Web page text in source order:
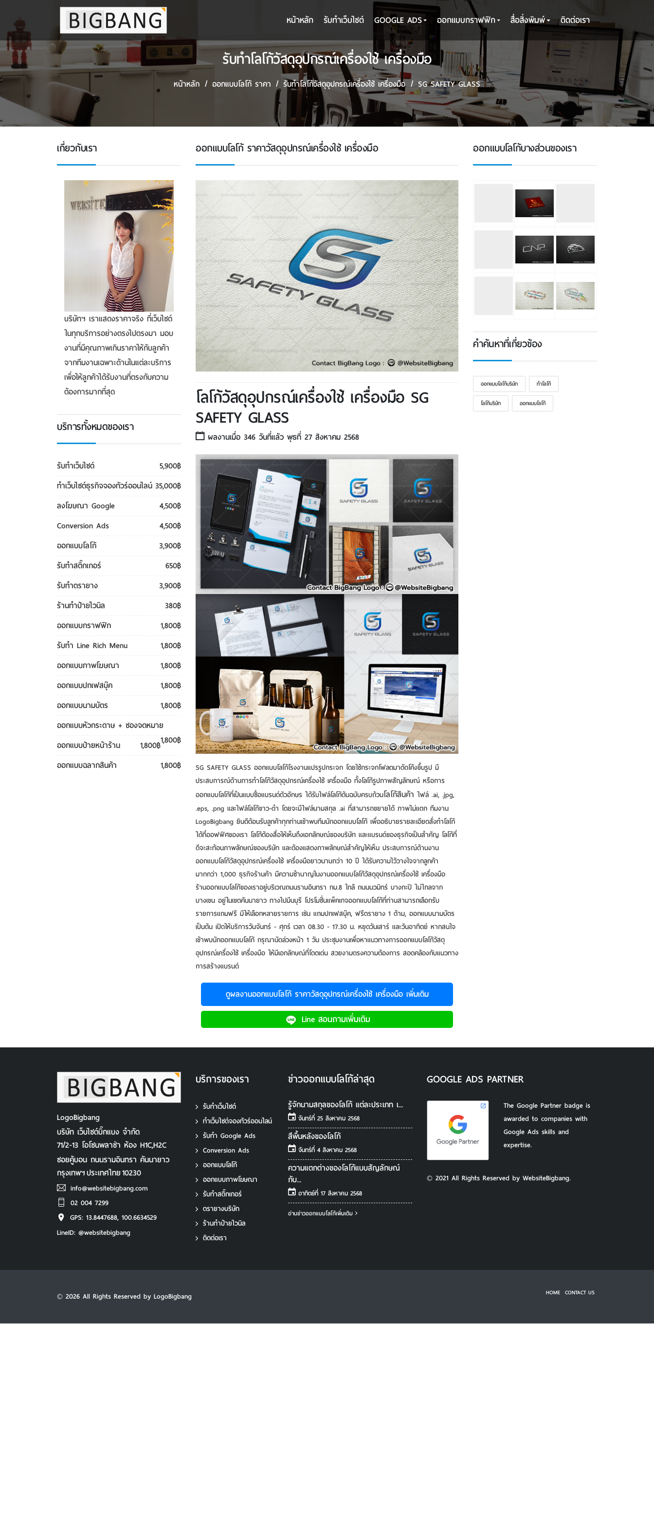
หน้าหลัก รับทําเว็บไซต์ GOOGLE ADS ออกแบบกราฟฟิก สื่อสิ่งพิมพ์ ติดต่อเรา
รับทําโลโก้วัสดุอุปกรณ์เครื่องใช้ เครื่องมือ
หน้าหลัก ออกแบบโลโก้ ราคา รับทําโลโก้วัสดุอุปกรณ์เครื่องใช้ เครื่องมือ SG SAFETY GLASS
เกี่ยวกับเรา
บริษัทฯ เราแสดงราคาจริง ที่เว็บไซต์
ในทุกบริการอย่างตรงไปตรงมา มอบ
งานที่มีคุณภาพเกินราคาให้กับลูกค้า
จากทีมงานเฉพาะด้านในแต่ละบริการ
เพื่อให้ลูกค้าได้รับงานที่ตรงกับความ
ต้องการมากที่สุด
บริการทั้งหมดของเรา
รับทําเว็บไซต์
5,900฿
ทําเว็บไซต์ธุรกิจจองทัวร์ออนไลน์ 35,000฿
ลงโฆษณา Google
4,500฿
Conversion Ads
4,500฿
ออกแบบโลโก้
3,900฿
รับทําสติ๊กเกอร์
650฿
รับทําตรายาง
3,900฿
ร้านทำป้ายไวนิล
380฿
ออกแบบกราฟฟิก
1,800฿
รับทํา Line Rich Menu
1,800฿
ออกแบบภาพโฆษณา
1,800฿
ออกแบบปกเฟสบุ๊ค
1,800฿
ออกแบบนามบัตร
1,800฿
ออกแบบหัวกระดาษ + ซองจดหมาย
1,800฿
ออกแบบป้ายหน้าร้าน
1,800฿
ออกแบบฉลากสินค้า
1,800฿
ออกแบบโลโก้ ราคาวัสดุอุปกรณ์เครื่องใช้ เครื่องมือ
โลโก้วัสดุอุปกรณ์เครื่องใช้ เครื่องมือ SG
SAFETY GLASS
ผลงานเมื่อ 346 วันที่แล้ว พุธที่ 27 สิงหาคม 2568
SG SAFETY GLASS ออกแบบโลโก้โรงงานแปรรูปกระจก โดยใช้กระจกโฟลตมาดัดโค้งขึ้นรูป มี
ประสบการณ์ด้านการทําโลโก้วัสดุอุปกรณ์เครื่องใช้ เครื่องมือ ทั้งโลโก้รูปภาพสัญลักษณ์ หรือการ
ออกแบบโลโก้ที่เป็นแบบชื่อแบรนด์ตัวอักษร ได้รับไฟล์โลโก้ต้นฉบับครบถ้วนโลโก้สินค้า ไฟล์ .ai, .jpg,
.eps, .png และไฟล์โลโก้ขาว-ดำ โดยจะมีไฟล์นามสกุล .ai ที่สามารถขยายได้ ภาพไม่แตก ทีมงาน
LogoBigbang ยินดีต้อนรับลูกค้าทุกท่านเข้าพบทีมนักออกแบบโลโก้ เพื่ออธิบายรายละเอียดสั่งทําโลโก้
ได้ที่ออฟฟิศของเรา โลโก้ต้องสื่อให้เห็นถึงเอกลักษณ์ของบริษัท และแบรนด์ของธุรกิจเป็นสำคัญ โลโก้ที่
ดีจะสะท้อนภาพลักษณ์ของบริษัท และต้องแสดงภาพลักษณ์สำคัญให้เห็น ประสบการณ์ด้านงาน
ออกแบบโลโก้วัสดุอุปกรณ์เครื่องใช้ เครื่องมือยาวนานกว่า 10 ปี ได้รับความไว้วางใจจากลูกค้า
มากกว่า 1,000 ธุรกิจร้านค้า มีความชำนาญในงานออกแบบโลโก้วัสดุอุปกรณ์เครื่องใช้ เครื่องมือ
ร้านออกแบบโลโก้ของเราอยู่บริเวณถนนรามอินทรา กม.8 ใกล้ ถนนนวมิทร์ บางกะปิ ไม่ไกลจาก
บางเขน อยู่ในเขตคันนายาว ทางไปมีนบุรี โปรโมชั่นแพ็คเกจออกแบบโลโก้ที่ท่านสามารถเลือกรับ
รายการแถมฟรี มีให้เลือกหลายรายการ เช่น แถมปกเฟสบุ๊ค, ฟรีตรายาง 1 ด้าม, ออกแบบนามบัตร
เป็นต้น เปิดให้บริการวันจันทร์ - ศุกร์ เวลา 08.30 - 17.30 น. หยุดวันเสาร์ และวันอาทิตย์ หากสนใจ
เข้าพบนักออกแบบโลโก้ กรุณานัดล่วงหน้า 1 วัน ประชุมงานเพื่อหาแนวทางการออกแบบโลโก้วัสดุ
อุปกรณ์เครื่องใช้ เครื่องมือ ให้มีเอกลักษณ์ที่โดดเด่น สวยงามตรงความต้องการ สอดคล้องกับแนวทาง
การสร้างแบรนด์
ดูผลงานออกแบบโลโก้ ราคาวัสดุอุปกรณ์เครื่องใช้ เครื่องมือเพิ่มเติม
Line สอนถามเพิ่มเติม
ออกแบบโลโก้บางส่วนของเรา
คำค้นหาที่เกี่ยวข้อง
ออกแบบโลโก้บริษัท ทําโลโก้
โลโก้บริษัท ออกแบบโลโก้
LogoBigbang
บริษัท เว็บไซต์บิ๊กแบง จำกัด
71/2-13 โอโซนพลาซ่า ห้อง H1C,H2C
ซอยคู้บอน ถนนรามอินทรา คันนายาว
กรุงเทพฯประเทศไทย10230
info@websitebigbang.com
02 004 7299
GPS: 13.8447688, 100.6634529
LineID: @websitebigbang
บริการของเรา
รับทำเว็บไซต์
ทําเว็บไซต์จองทัวร์ออนไลน์
รับทํา Google Ads
Conversion Ads
ออกแบบโลโก้
ออกแบบภาพโฆษณา
รับทําสติ๊กเกอร์
ตรายางบริษัท
ร้านทำป้ายไวนิล
ติดต่อเรา
ข่าวออกแบบโลโก้ล่าสุด
รู้จักนามสกุลของโลโก้ แต่ละประเภท เ...
จันทร์ที่ 25 สิงหาคม 2568
สีพื้นหลังของโลโก้
จันทร์ที่ 4 สิงหาคม 2568
ความแตกต่างของโลโก้แบบสัญลักษณ์
กับ...
อาทิตย์ที่ 17 สิงหาคม 2568
อ่านข่าวออกแบบโลโก้เพิ่มเติม
GOOGLE ADS PARTNER
The Google Partner badge is
awarded to companies with
Google Ads skills and
expertise.
© 2021 All Rights Reserved by WebsiteBigbang.
© 2026 All Rights Reserved by LogoBigbang HOME CONTACT US